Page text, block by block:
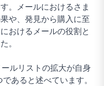
。メールにおけるさま
や、発見から購入に至
おけるメールの役割と
。
ルリストの拡大が自身
あると述べています。